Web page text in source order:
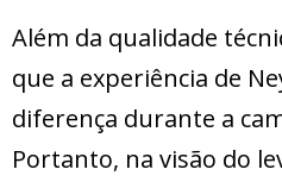
Além da qualidade
que a experiência de
diferença durante a
Portanto, na visão do